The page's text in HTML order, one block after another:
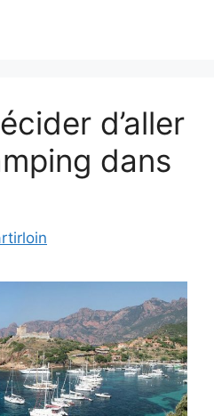
d’aller
dans